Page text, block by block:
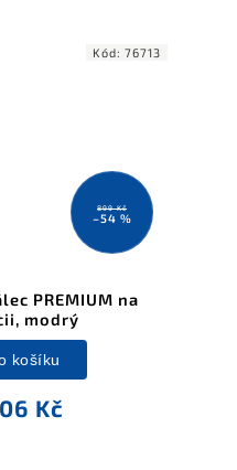
899 Kč
–54 %
PREMIUM na
modrý
Kč
košíku
Kód: 76713